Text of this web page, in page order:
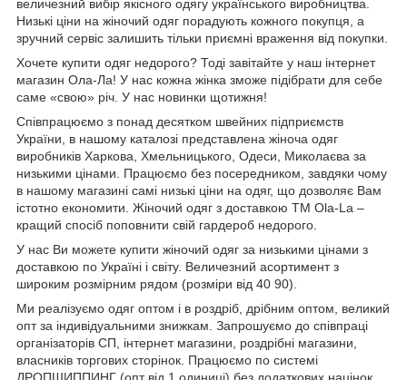
величезний вибір якісного одягу українського виробництва.
Низькі ціни на жіночий одяг порадують кожного покупця, а
зручний сервіс залишить тільки приємні враження від покупки.
Хочете купити одяг недорого? Тоді завітайте у наш інтернет
магазин Ола-Ла! У нас кожна жінка зможе підібрати для себе
саме «свою» річ. У нас новинки щотижня!
Співпрацюємо з понад десятком швейних підприємств
України, в нашому каталозі представлена жіноча одяг
виробників Харкова, Хмельницького, Одеси, Миколаєва за
низькими цінами. Працюємо без посередником, завдяки чому
в нашому магазині самі низькі ціни на одяг, що дозволяє Вам
істотно економити. Жіночий одяг з доставкою TM Ola-La –
кращий спосіб поповнити свій гардероб недорого.
У нас Ви можете купити жіночий одяг за низькими цінами з
доставкою по Україні і світу. Величезний асортимент з
широким розмірним рядом (розміри від 40 90).
Ми реалізуємо одяг оптом і в роздріб, дрібним оптом, великий
опт за індивідуальними знижкам. Запрошуємо до співпраці
організаторів СП, інтернет магазини, роздрібні магазини,
власників торгових сторінок. Працюємо по системі